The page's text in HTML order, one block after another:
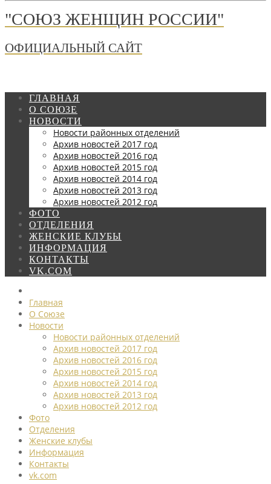
"СОЮЗ ЖЕНЩИН РОССИИ"
ОФИЦИАЛЬНЫЙ САЙТ
ГЛАВНАЯ
О СОЮЗЕ
НОВОСТИ
Новости районных отделений
Архив новостей 2017 год
Архив новостей 2016 год
Архив новостей 2015 год
Архив новостей 2014 год
Архив новостей 2013 год
Архив новостей 2012 год
ФОТО
ОТДЕЛЕНИЯ
ЖЕНСКИЕ КЛУБЫ
ИНФОРМАЦИЯ
КОНТАКТЫ
VK.COM
Главная
О Союзе
Новости
Новости районных отделений
Архив новостей 2017 год
Архив новостей 2016 год
Архив новостей 2015 год
Архив новостей 2014 год
Архив новостей 2013 год
Архив новостей 2012 год
Фото
Отделения
Женские клубы
Информация
Контакты
vk.com